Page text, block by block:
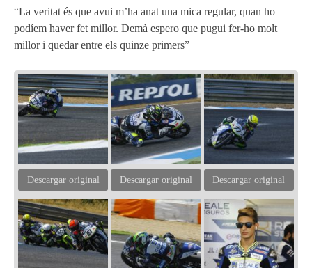
“La veritat és que avui m’ha anat una mica regular, quan ho
podíem haver fet millor. Demà espero que pugui fer-ho molt
millor i quedar entre els quinze primers”
Descargar original Descargar original Descargar original